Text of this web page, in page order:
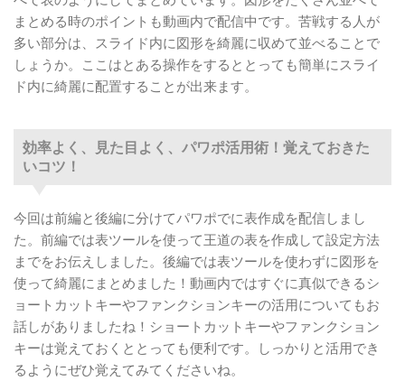
まとめる時のポイントも動画内で配信中です。苦戦する人が
多い部分は、スライド内に図形を綺麗に収めて並べることで
しょうか。ここはとある操作をするととっても簡単にスライ
ド内に綺麗に配置することが出来ます。
効率よく、見た目よく、パワポ活用術！覚えておきた
いコツ！
今回は前編と後編に分けてパワポでに表作成を配信しまし
た。前編では表ツールを使って王道の表を作成して設定方法
までをお伝えしました。後編では表ツールを使わずに図形を
使って綺麗にまとめました！動画内ではすぐに真似できるシ
ョートカットキーやファンクションキーの活用についてもお
話しがありましたね！ショートカットキーやファンクション
キーは覚えておくととっても便利です。しっかりと活用でき
るようにぜひ覚えてみてくださいね。